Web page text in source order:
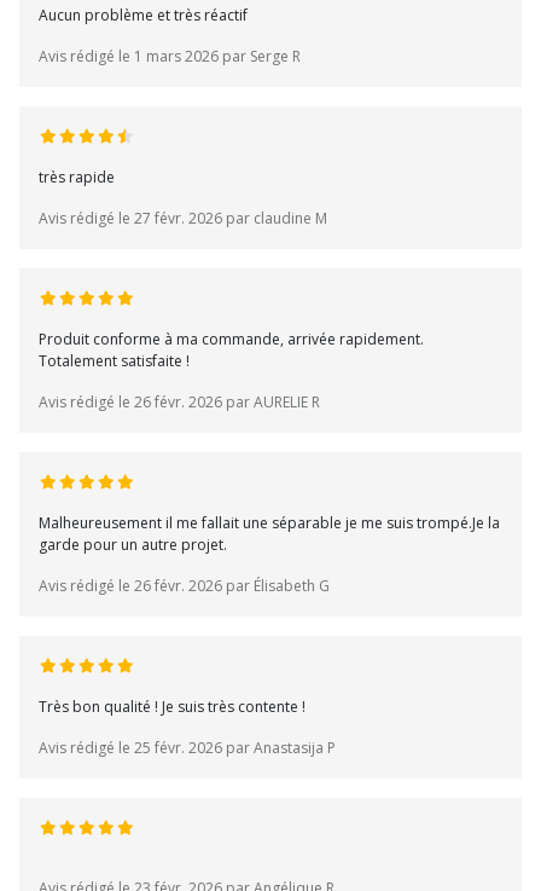
Aucun problème et très réactif
Avis rédigé le 1 mars 2026 par Serge R
très rapide
Avis rédigé le 27 févr. 2026 par claudine M
Produit conforme à ma commande, arrivée rapidement.
Totalement satisfaite !
Avis rédigé le 26 févr. 2026 par AURELIE R
Malheureusement il me fallait une séparable je me suis trompé.Je la
garde pour un autre projet.
Avis rédigé le 26 févr. 2026 par Élisabeth G
Très bon qualité ! Je suis très contente !
Avis rédigé le 25 févr. 2026 par Anastasija P